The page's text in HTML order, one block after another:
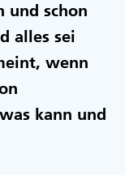
und schon
alles sei
wenn
kann und